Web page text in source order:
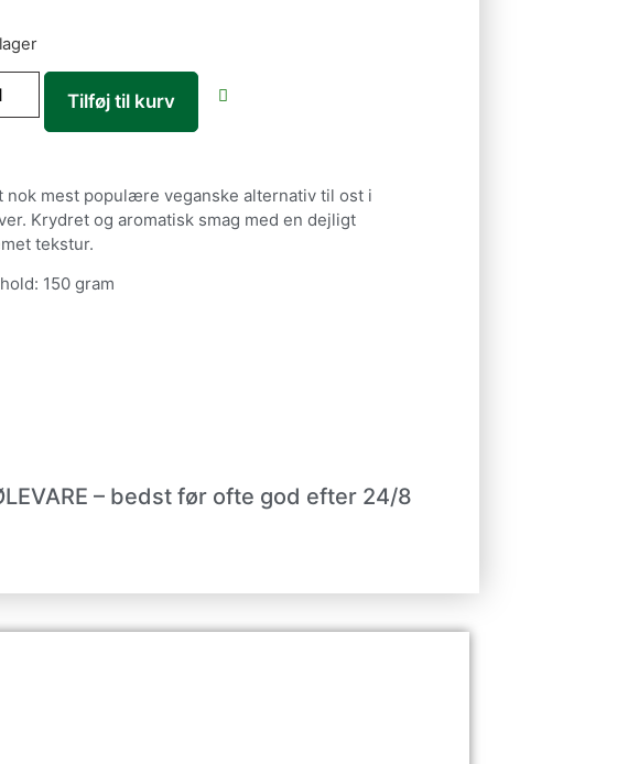
Tilføj til kurv
nok mest populære veganske alternativ til ost i
Krydret og aromatisk smag med en dejligt
tekstur.
150 gram
– bedst før ofte god efter 24/8